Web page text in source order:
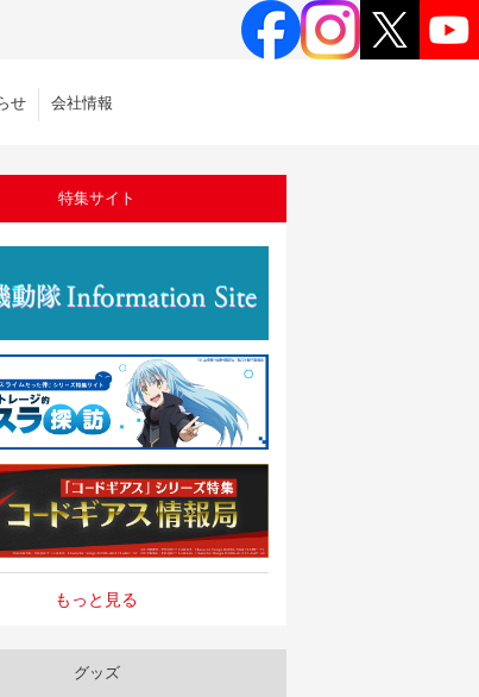
せ 会社情報
特集サイト
もっと見る
グッズ